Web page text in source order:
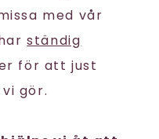
med vår
ständig
för att just
gör.